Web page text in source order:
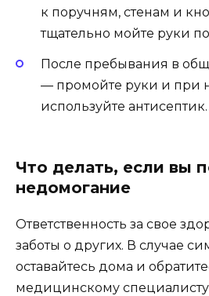
к поручням, стенам и
тщательно мойте руки
После пребывания в
— промойте руки и при
используйте антисептик.
Что делать, если вы
недомогание
Ответственность за свое
заботы о других. В случае
оставайтесь дома и
медицинскому